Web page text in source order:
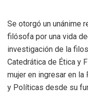
Se otorgó un unánime
filósofa por una vida
investigación de la
Catedrática de Ética y
mujer en ingresar en
y Políticas desde su